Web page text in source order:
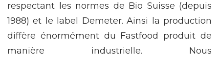
respectant les normes de Bio Suisse (depuis
1988) et le label Demeter. Ainsi la production
diffère énormément du Fastfood produit de
manière industrielle. Nous